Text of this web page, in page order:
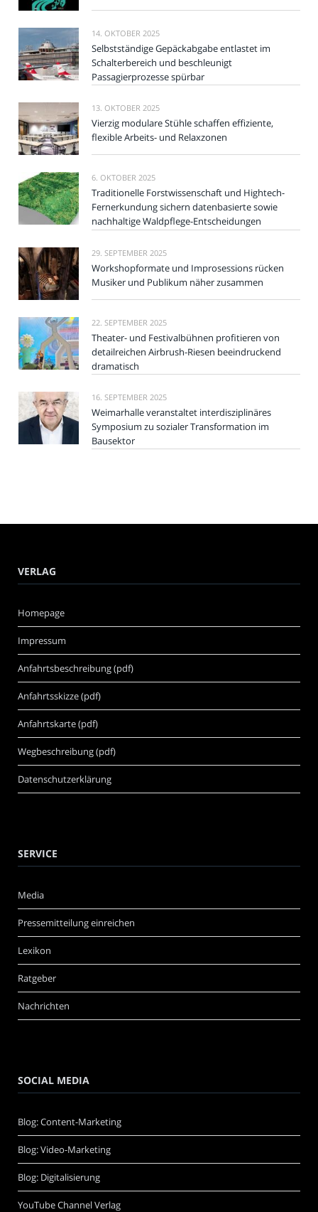
14. OKTOBER 2025
Selbstständige Gepäckabgabe entlastet im
Schalterbereich und beschleunigt
Passagierprozesse spürbar
13. OKTOBER 2025
Vierzig modulare Stühle schaffen effiziente,
flexible Arbeits- und Relaxzonen
6. OKTOBER 2025
Traditionelle Forstwissenschaft und Hightech-
Fernerkundung sichern datenbasierte sowie
nachhaltige Waldpflege-Entscheidungen
29. SEPTEMBER 2025
Workshopformate und Improsessions rücken
Musiker und Publikum näher zusammen
22. SEPTEMBER 2025
Theater- und Festivalbühnen profitieren von
detailreichen Airbrush-Riesen beeindruckend
dramatisch
16. SEPTEMBER 2025
Weimarhalle veranstaltet interdisziplinäres
Symposium zu sozialer Transformation im
Bausektor
VERLAG
Homepage
Impressum
Anfahrtsbeschreibung (pdf)
Anfahrtsskizze (pdf)
Anfahrtskarte (pdf)
Wegbeschreibung (pdf)
Datenschutzerklärung
SERVICE
Media
Pressemitteilung einreichen
Lexikon
Ratgeber
Nachrichten
SOCIAL MEDIA
Blog: Content-Marketing
Blog: Video-Marketing
Blog: Digitalisierung
YouTube Channel Verlag